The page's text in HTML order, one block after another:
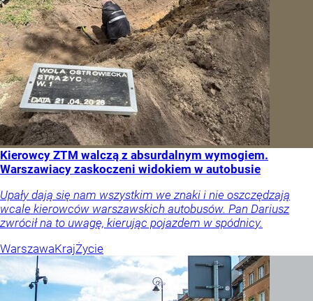
Kierowcy ZTM walczą z absurdalnym wymogiem.
Warszawiacy zaskoczeni widokiem w autobusie
Upały dają się nam wszystkim we znaki i nie oszczędzają
wcale kierowców warszawskich autobusów. Pan Dariusz
zwrócił na to uwagę, kierując pojazdem w spódnicy.
WarszawaKrajŻycie